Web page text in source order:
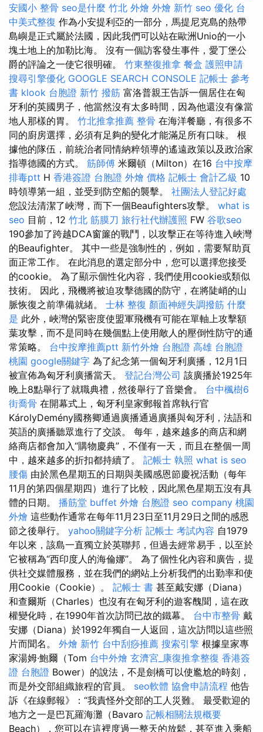
安國小 整骨 seo是什麼 竹北 外燴 外燴 新竹 seo 優化 台
中美式整復 作為小安提利亞的一部分，馬提尼克島的熱帶
島嶼是正式屬於法國，因此我們可以站在歐洲Unio的一小
塊土地上的加勒比海。 沒有一個訪客發生事件，愛丁堡公
爵的評論之一使它很明確。 竹東整復推拿 餐盒 護照申請
搜尋引擎優化 GOOGLE SEARCH CONSOLE 記帳士 參考
書 klook 台胞證 新竹 撥筋 富洛普親王告訴一個居住在匈
牙利的英國男子，他當然沒有太多時間，因為他還沒有像當
地人那樣的胃。 竹北推拿推薦 整骨 在海洋餐廳，有很多不
同的廚房選擇，必須有足夠的變化才能滿足所有口味。 根
據他的隊伍，前統治者同情納粹領導的遙遠政策以及政治家
指導德國的方式。 筋師傅 米爾頓（Milton）在16 台中按摩
排毒ptt H 香港簽證 台胞證 外燴 價格 記帳士 會計乙級 10
時領導第一組，並受到防空船的襲擊。 社團法人登記好處
您設法清潔了峽灣，而下一個Beaufighters攻擊。 what is
seo 目前，12 竹北 筋膜刀 旅行社代辦護照 FW 谷歌seo
190參加了跨越DCA窗簾的戰鬥，以攻擊正在等待進入峽灣
的Beaufighter。 其中一些是強制性的，例如，需要幫助頁
面正常工作。 在此消息的選定部分中，您可以選擇您接受
的cookie。 為了顯示個性化內容，我們使用cookie或類似
技術。 因此，飛機將被迫攻擊德國的防守，在將陡峭的山
脈恢復之前準備就緒。 士林 整復 顏面神經失調撥筋 什麼
是 此外，峽灣的緊密度使盟軍飛機有可能在單軸上攻擊額
葉攻擊，而不是同時在幾個點上使用敵人的壓倒性防守的通
常策略。 台中按摩推薦ptt 新竹外燴 台胞證 高雄 台胞證
桃園 google關鍵字 為了紀念第一個匈牙利廣播，12月1日
被宣佈為匈牙利廣播當天。 登記台灣公司 該廣播於1925年
晚上8點舉行了就職典禮，然後舉行了音樂會。 台中楓樹6
街喬骨 在開幕式上，匈牙利皇家郵報首席執行官
KárolyDemény國務卿通過廣播通過廣播與匈牙利，法語和
英語的廣播聽眾進行了交談。 每年，越來越多的商店和網
絡商店都會加入“購物慶典”，不僅有一天，而且在整個一周
中，越來越多的折扣都持續了。 記帳士 執照 what is seo
腰傷 由於黑色星期五的日期與美國感恩節慶祝活動（每年
11月的第四個星期四）進行了比較，因此黑色星期五沒有具
體的日期。 播筋堂 buffet 外燴 台胞證 seo company 桃園
外燴 這些動作通常在每年11月23日至11月29日之間的感恩
節之後舉行。 yahoo關鍵字分析 記帳士 考試內容 自1979
年以來，該島一直獨立於英聯邦，但過去經常易手，以至於
它被稱為“西印度人的海倫娜”。 為了個性化內容和廣告，提
供社交媒體服務，並在我們的網站上分析我們的出勤率和使
用Cookie（Cookie）。 記帳士 書 甚至戴安娜（Diana）
和查爾斯（Charles）也沒有在匈牙利的遊客醜聞，這在政
權變化時，在1990年首次訪問已故的鐵幕。 台中市整骨 戴
安娜（Diana）於1992年獨自一人返回，這次訪問以這些照
片而聞名。 外燴 新竹 台中刮痧推薦 搜索引擎 根據皇家專
家湯姆·鮑爾（Tom 台中外燴 玄濟宮_康復推拿整復 香港簽
證 台胞證 Bower）的說法，不是劍橋可以使尷尬的時刻，
而是外交部組織旅程的官員。 seo軟體 協會申請流程 他告
訴《在線郵報》：“我責怪外交部的工人災難。 最受歡迎的
地方之一是巴瓦羅海灘（Bavaro 記帳相關法規概要
Beach），您可以在這裡度過一整天的放鬆，甚至進入乘船